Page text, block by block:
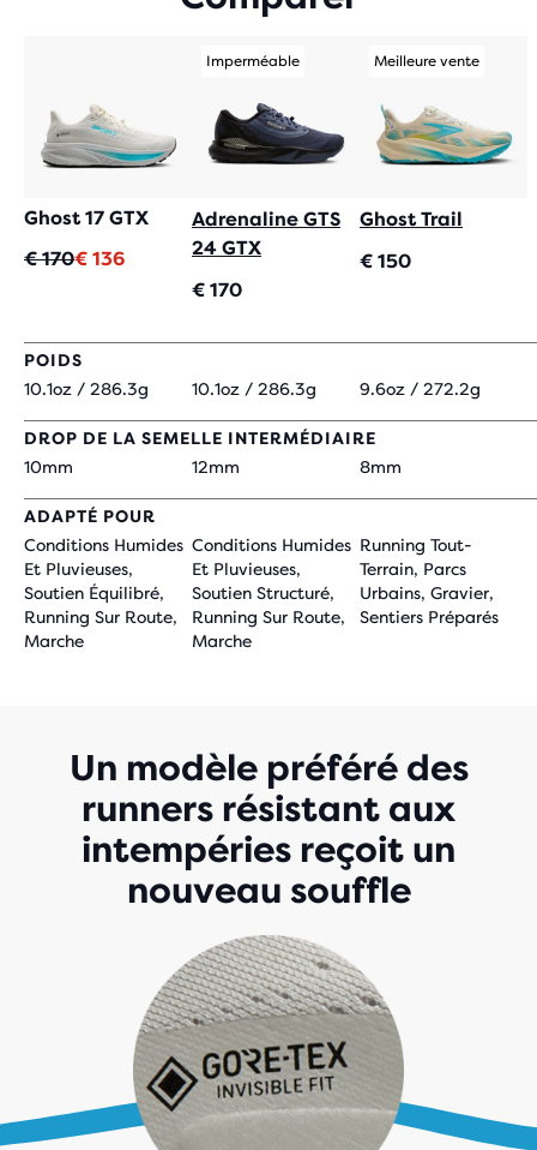
Ghost 17 GTX
Prix
€ 170
Prix
€ 136
Imperméable
Adrenaline GTS
24 GTX
€ 170
Meilleure vente
Ghost Trail
€ 150
POIDS
10.1oz / 286.3g
10.1oz / 286.3g 9.6oz / 272.2g
DROP DE LA SEMELLE INTERMÉDIAIRE
10mm
12mm 8mm
ADAPTÉ POUR
Conditions Humides
Et Pluvieuses,
Soutien Équilibré,
Running Sur Route,
Marche
Conditions Humides
Et Pluvieuses,
Soutien Structuré,
Running Sur Route,
Marche
Running Tout-
Terrain, Parcs
Urbains, Gravier,
Sentiers Préparés
Un modèle préféré des
runners résistant aux
intempéries reçoit un
nouveau souffle